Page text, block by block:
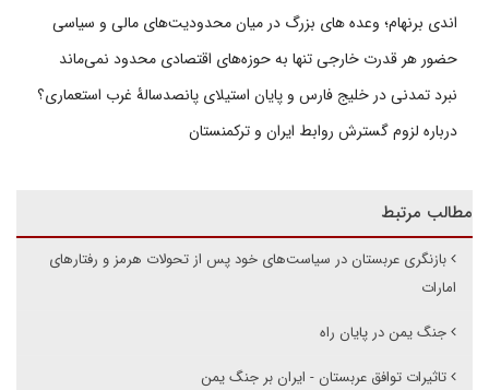
اندی برنهام؛ وعده های بزرگ در میان محدودیت‌های مالی و سیاسی
حضور هر قدرت خارجی تنها به حوزه‌های اقتصادی محدود نمی‌ماند
نبرد تمدنی در خلیج فارس و پایان استیلای پانصدسالۀ غرب استعماری؟
درباره لزوم گسترش روابط ایران و ترکمنستان
مطالب مرتبط
بازنگری عربستان در سیاست‌های خود پس از تحولات هرمز و رفتارهای
امارات
جنگ یمن در پایان راه
تاثیرات توافق عربستان - ایران بر جنگ یمن